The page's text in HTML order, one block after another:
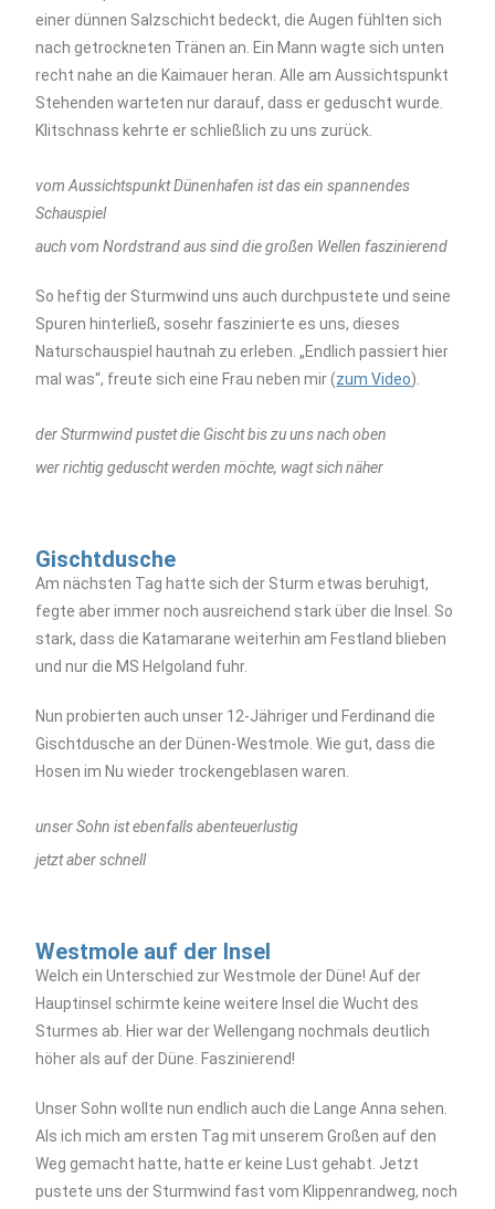
einer dünnen Salzschicht bedeckt, die Augen fühlten sich
nach getrockneten Tränen an. Ein Mann wagte sich unten
recht nahe an die Kaimauer heran. Alle am Aussichtspunkt
Stehenden warteten nur darauf, dass er geduscht wurde.
Klitschnass kehrte er schließlich zu uns zurück.
vom Aussichtspunkt Dünenhafen ist das ein spannendes
Schauspiel
auch vom Nordstrand aus sind die großen Wellen faszinierend
So heftig der Sturmwind uns auch durchpustete und seine
Spuren hinterließ, sosehr faszinierte es uns, dieses
Naturschauspiel hautnah zu erleben. „Endlich passiert hier
mal was“, freute sich eine Frau neben mir (zum Video).
der Sturmwind pustet die Gischt bis zu uns nach oben
wer richtig geduscht werden möchte, wagt sich näher
Gischtdusche
Am nächsten Tag hatte sich der Sturm etwas beruhigt,
fegte aber immer noch ausreichend stark über die Insel. So
stark, dass die Katamarane weiterhin am Festland blieben
und nur die MS Helgoland fuhr.
Nun probierten auch unser 12-Jähriger und Ferdinand die
Gischtdusche an der Dünen-Westmole. Wie gut, dass die
Hosen im Nu wieder trockengeblasen waren.
unser Sohn ist ebenfalls abenteuerlustig
jetzt aber schnell
Westmole auf der Insel
Welch ein Unterschied zur Westmole der Düne! Auf der
Hauptinsel schirmte keine weitere Insel die Wucht des
Sturmes ab. Hier war der Wellengang nochmals deutlich
höher als auf der Düne. Faszinierend!
Unser Sohn wollte nun endlich auch die Lange Anna sehen.
Als ich mich am ersten Tag mit unserem Großen auf den
Weg gemacht hatte, hatte er keine Lust gehabt. Jetzt
pustete uns der Sturmwind fast vom Klippenrandweg, noch